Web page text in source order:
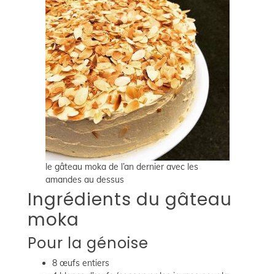
le gâteau moka de l’an dernier avec les
amandes au dessus
Ingrédients du gâteau
moka
Pour la génoise
8 œufs entiers